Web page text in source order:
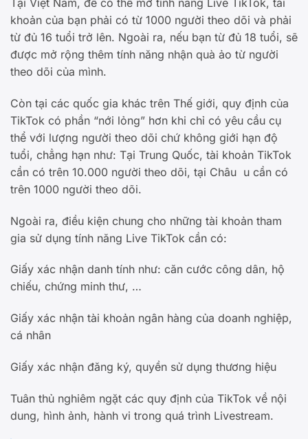
Tại Việt Nam, để có thể mở tính năng Live TikTok, tài
khoản của bạn phải có từ 1000 người theo dõi và phải
từ đủ 16 tuổi trở lên. Ngoài ra, nếu bạn từ đủ 18 tuổi, sẽ
được mở rộng thêm tính năng nhận quà ảo từ người
theo dõi của mình.
Còn tại các quốc gia khác trên Thế giới, quy định của
TikTok có phần “nới lỏng” hơn khi chỉ có yêu cầu cụ
thể với lượng người theo dõi chứ không giới hạn độ
tuổi, chẳng hạn như: Tại Trung Quốc, tài khoản TikTok
cần có trên 10.000 người theo dõi, tại Châu u cần có
trên 1000 người theo dõi.
Ngoài ra, điều kiện chung cho những tài khoản tham
gia sử dụng tính năng Live TikTok cần có:
Giấy xác nhận danh tính như: căn cước công dân, hộ
chiếu, chứng minh thư, …
Giấy xác nhận tài khoản ngân hàng của doanh nghiệp,
cá nhân
Giấy xác nhận đăng ký, quyền sử dụng thương hiệu
Tuân thủ nghiêm ngặt các quy định của TikTok về nội
dung, hình ảnh, hành vi trong quá trình Livestream.